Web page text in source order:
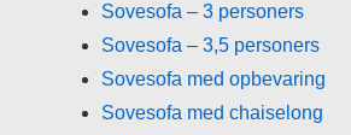
Sovesofa – 3 personers
Sovesofa – 3,5 personers
Sovesofa med opbevaring
Sovesofa med chaiselong